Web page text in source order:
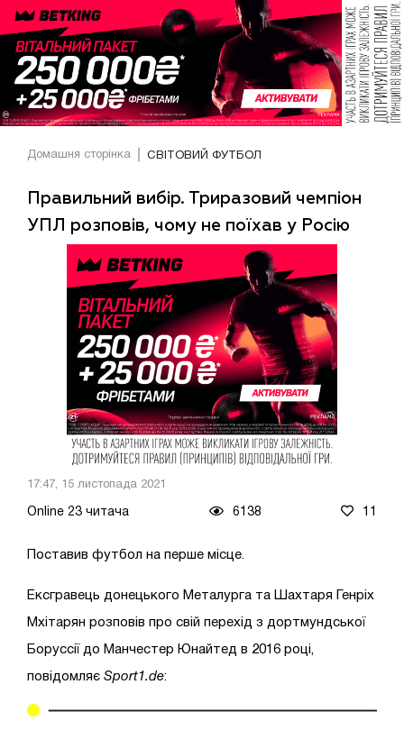
Домашня сторінка СВІТОВИЙ ФУТБОЛ
Правильний вибір. Триразовий чемпіон
УПЛ розповів, чому не поїхав у Росію
17:47, 15 листопада 2021
Online 23 читача 6138 11
Поставив футбол на перше місце.
Ексгравець донецького Металурга та Шахтаря Генріх
Мхітарян розповів про свій перехід з дортмундської
Боруссії до Манчестер Юнайтед в 2016 році,
повідомляє Sport1.de: